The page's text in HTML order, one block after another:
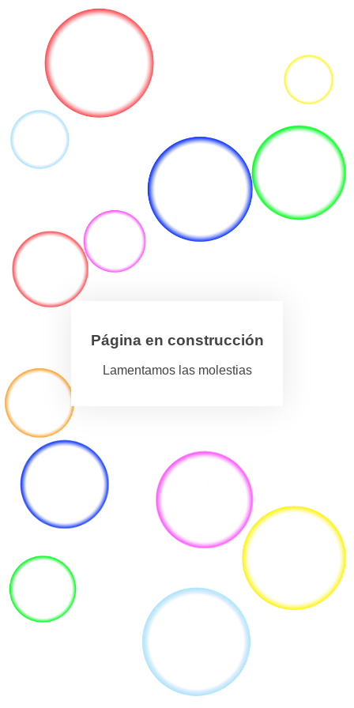
Página en construcción
Lamentamos las molestias